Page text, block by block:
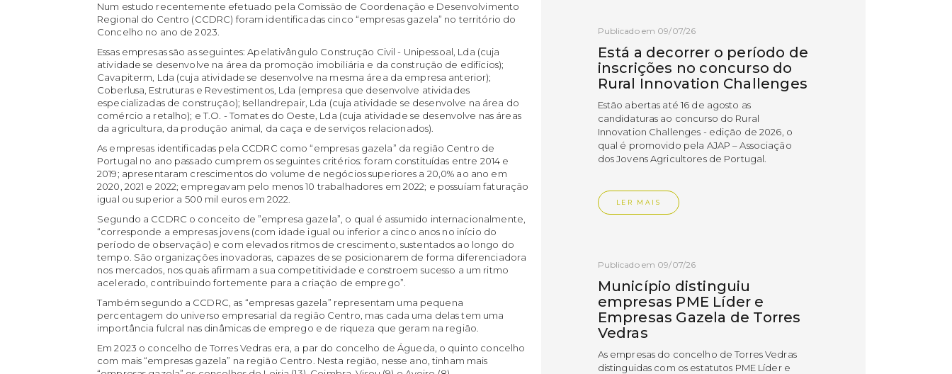
Num estudo recentemente efetuado pela Comissão de Coordenação e Desenvolvimento
Regional do Centro (CCDRC) foram identificadas cinco “empresas gazela” no território do
Concelho no ano de 2023.
Essas empresas são as seguintes: Apelativângulo Construção Civil - Unipessoal, Lda (cuja
atividade se desenvolve na área da promoção imobiliária e da construção de edifícios);
Cavapiterm, Lda (cuja atividade se desenvolve na mesma área da empresa anterior);
Coberlusa, Estruturas e Revestimentos, Lda (empresa que desenvolve atividades
especializadas de construção); Isellandrepair, Lda (cuja atividade se desenvolve na área do
comércio a retalho); e T.O. - Tomates do Oeste, Lda (cuja atividade se desenvolve nas áreas
da agricultura, da produção animal, da caça e de serviços relacionados).
As empresas identificadas pela CCDRC como “empresas gazela” da região Centro de
Portugal no ano passado cumprem os seguintes critérios: foram constituídas entre 2014 e
2019; apresentaram crescimentos do volume de negócios superiores a 20,0% ao ano em
2020, 2021 e 2022; empregavam pelo menos 10 trabalhadores em 2022; e possuíam faturação
igual ou superior a 500 mil euros em 2022.
Segundo a CCDRC o conceito de ”empresa gazela”, o qual é assumido internacionalmente,
“corresponde a empresas jovens (com idade igual ou inferior a cinco anos no início do
período de observação) e com elevados ritmos de crescimento, sustentados ao longo do
tempo. São organizações inovadoras, capazes de se posicionarem de forma diferenciadora
nos mercados, nos quais afirmam a sua competitividade e constroem sucesso a um ritmo
acelerado, contribuindo fortemente para a criação de emprego”.
Também segundo a CCDRC, as “empresas gazela” representam uma pequena
percentagem do universo empresarial da região Centro, mas cada uma delas tem uma
importância fulcral nas dinâmicas de emprego e de riqueza que geram na região.
Em 2023 o concelho de Torres Vedras era, a par do concelho de Águeda, o quinto concelho
com mais “empresas gazela” na região Centro. Nesta região, nesse ano, tinham mais
Publicado em 09/07/26
Está a decorrer o período de
inscrições no concurso do
Rural Innovation Challenges
Estão abertas até 16 de agosto as
candidaturas ao concurso do Rural
Innovation Challenges - edição de 2026, o
qual é promovido pela AJAP – Associação
dos Jovens Agricultores de Portugal.
LER MAIS
Publicado em 09/07/26
Município distinguiu
empresas PME Líder e
Empresas Gazela de Torres
Vedras
As empresas do concelho de Torres Vedras
distinguidas com os estatutos PME Líder e